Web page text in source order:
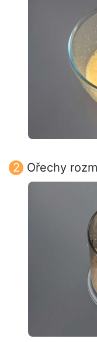
Ořechy